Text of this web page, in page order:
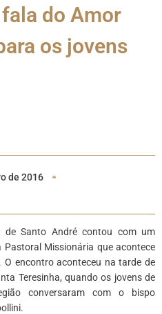
do Amor
os jovens
de 2016
de Santo André contou com um
Missionária que acontece
O encontro aconteceu na tarde de
Teresinha, quando os jovens de
conversaram com o bispo